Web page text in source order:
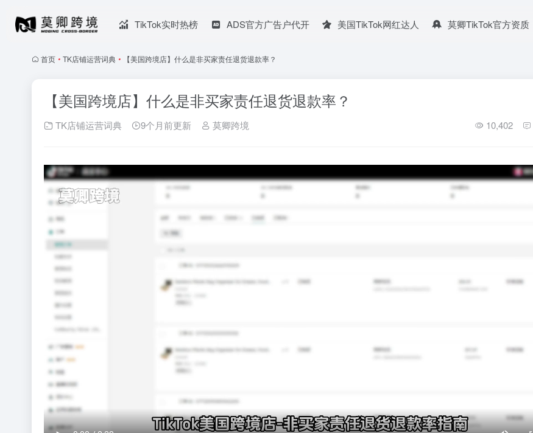
TikTok实时热榜 ADS官方广告户代开 美国TikTok网红达人 莫卿TikTok官方资质
首页 • TK店铺运营词典 • 【美国跨境店】什么是非买家责任退货退款率？
【美国跨境店】什么是非买家责任退货退款率？
TK店铺运营词典 9个月前更新 莫卿跨境 10,402